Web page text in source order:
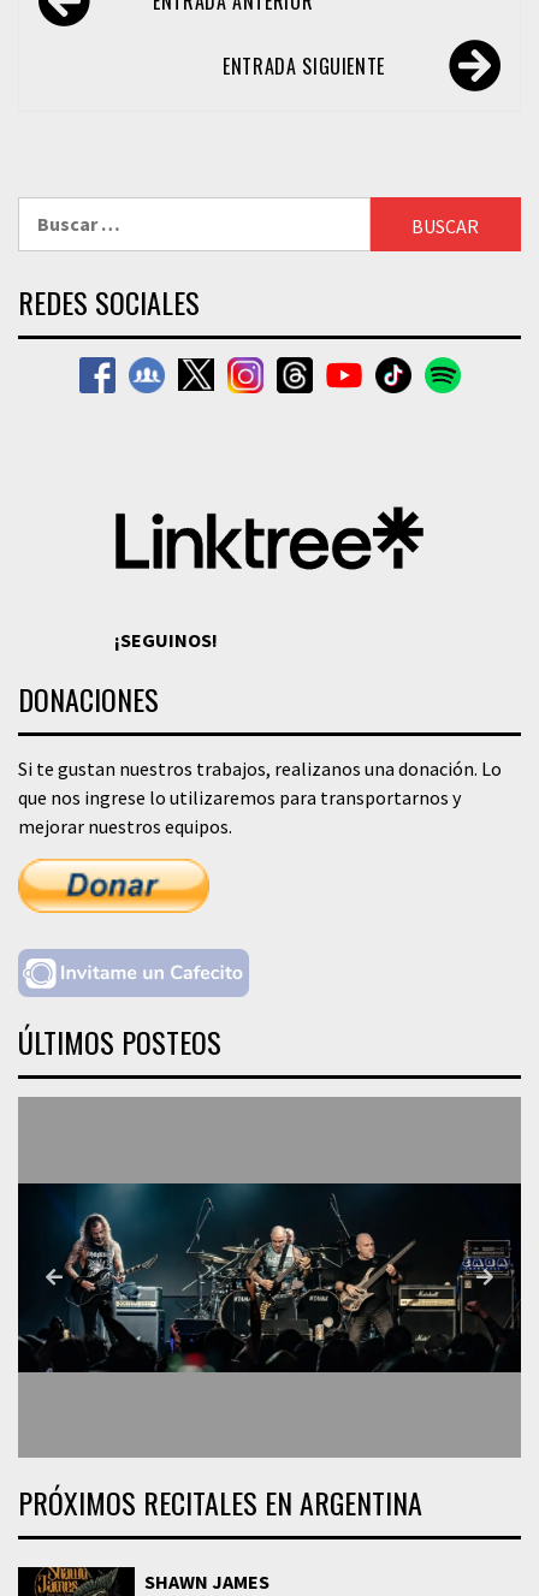
de
ENTRADA SIGUIENTE
REDES SOCIALES
¡SEGUINOS!
DONACIONES
Si te gustan nuestros trabajos, realizanos una donación. Lo
que nos ingrese lo utilizaremos para transportarnos y
mejorar nuestros equipos.
ÚLTIMOS POSTEOS
PRÓXIMOS RECITALES EN ARGENTINA
SHAWN JAMES